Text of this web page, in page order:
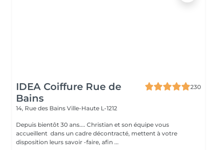
IDEA Coiffure Rue de
Bains
230
14, Rue des Bains Ville-Haute L-1212
Depuis bientôt 30 ans.... Christian et son équipe vous
accueillent dans un cadre décontracté, mettent à votre
disposition leurs savoir -faire, afin ...